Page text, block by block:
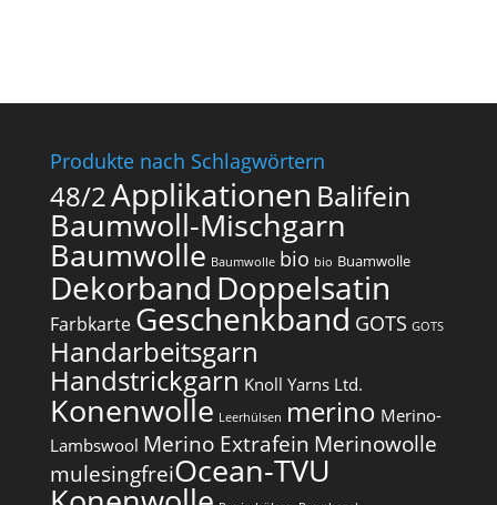
Produkte nach Schlagwörtern
48/2Applikationen Balifein
Baumwoll-Mischgarn
Baumwolle Baumwolle bio bio Buamwolle
Dekorband Doppelsatin
Farbkarte Geschenkband GOTS GOTS
Handarbeitsgarn
Handstrickgarn Knoll Yarns Ltd.
Konenwolle Leerhülsen merino Merino-
Lambswool Merino Extrafein Merinowolle
mulesingfrei​Ocean-TVU